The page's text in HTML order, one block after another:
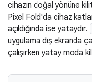
cihazın doğal yönüne
Pixel Fold'da cihaz
açıldığında ise yataydır.
uygulama dış ekranda
çalışırken yatay moda